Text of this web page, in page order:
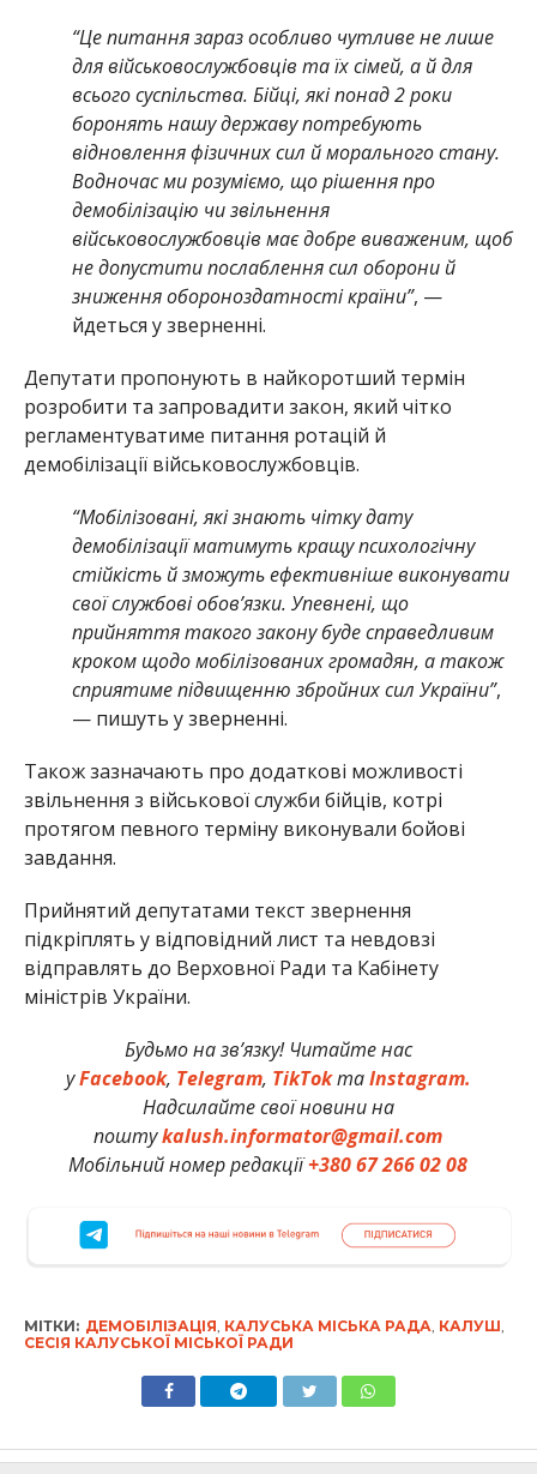
“Це питання зараз особливо чутливе не лише
для військовослужбовців та їх сімей, а й для
всього суспільства. Бійці, які понад 2 роки
боронять нашу державу потребують
відновлення фізичних сил й морального стану.
Водночас ми розуміємо, що рішення про
демобілізацію чи звільнення
військовослужбовців має добре виваженим, щоб
не допустити послаблення сил оборони й
зниження обороноздатності країни”, —
йдеться у зверненні.
Депутати пропонують в найкоротший термін
розробити та запровадити закон, який чітко
регламентуватиме питання ротацій й
демобілізації військовослужбовців.
“Мобілізовані, які знають чітку дату
демобілізації матимуть кращу психологічну
стійкість й зможуть ефективніше виконувати
свої службові обов’язки. Упевнені, що
прийняття такого закону буде справедливим
кроком щодо мобілізованих громадян, а також
сприятиме підвищенню збройних сил України”,
— пишуть у зверненні.
Також зазначають про додаткові можливості
звільнення з військової служби бійців, котрі
протягом певного терміну виконували бойові
завдання.
Прийнятий депутатами текст звернення
підкріплять у відповідний лист та невдовзі
відправлять до Верховної Ради та Кабінету
міністрів України.
Будьмо на зв’язку! Читайте нас
уFacebook, Telegram, TikTokтаInstagram.
Надсилайте свої новини на
поштуkalush.informator@gmail.com
Мобільний номер редакції+380 67 266 02 08
МІТКИ: ДЕМОБІЛІЗАЦІЯ, КАЛУСЬКА МІСЬКА РАДА, КАЛУШ,
СЕСІЯ КАЛУСЬКОЇ МІСЬКОЇ РАДИ